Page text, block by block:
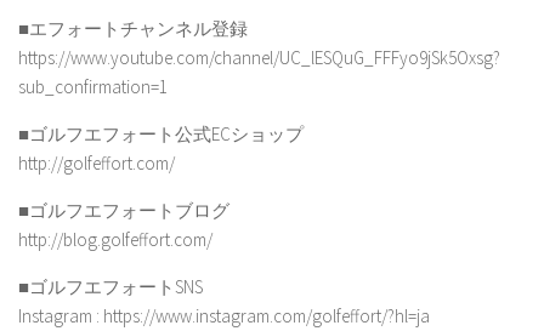
■エフォートチャンネル登録
https://www.youtube.com/channel/UC_lESQuG_FFFyo9jSk5Oxsg?
sub_confirmation=1
■ゴルフエフォート公式ECショップ
http://golfeffort.com/
■ゴルフエフォートブログ
http://blog.golfeffort.com/
■ゴルフエフォートSNS
Instagram : https://www.instagram.com/golfeffort/?hl=ja